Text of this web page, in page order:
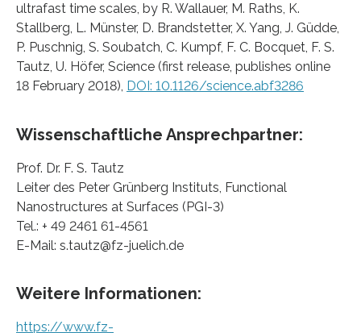
ultrafast time scales, by R. Wallauer, M. Raths, K.
Stallberg, L. Münster, D. Brandstetter, X. Yang, J. Güdde,
P. Puschnig, S. Soubatch, C. Kumpf, F. C. Bocquet, F. S.
Tautz, U. Höfer, Science (first release, publishes online
18 February 2018), DOI: 10.1126/science.abf3286
Wissenschaftliche Ansprechpartner:
Prof. Dr. F. S. Tautz
Leiter des Peter Grünberg Instituts, Functional
Nanostructures at Surfaces (PGI-3)
Tel.: + 49 2461 61-4561
E-Mail: s.tautz@fz-juelich.de
Weitere Informationen:
https://www.fz-